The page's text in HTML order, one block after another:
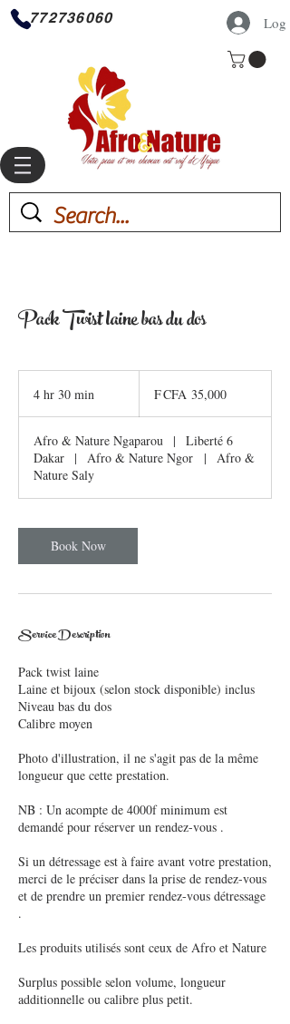
Log
772736060
Pack Twist laine bas du dos
4 hr 30 min
3
0
i
African
francs
F CFA 35,000
Afro & Nature Ngaparou |
Liberté 6
Dakar
| Afro & Nature Ngor |
Afro &
Nature Saly
Book Now
Service Description
Pack twist laine
Laine et bijoux (selon stock disponible) inclus
Niveau bas du dos
Calibre moyen
Photo d'illustration, il ne s'agit pas de la même
longueur que cette prestation.
NB : Un acompte de 4000f minimum est
demandé pour réserver un rendez-vous .
Si un détressage est à faire avant votre prestation,
merci de le préciser dans la prise de rendez-vous
et de prendre un premier rendez-vous détressage
.
Les produits utilisés sont ceux de Afro et Nature
Surplus possible selon volume, longueur
additionnelle ou calibre plus petit.